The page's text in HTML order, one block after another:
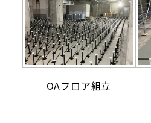
OAフロア組立